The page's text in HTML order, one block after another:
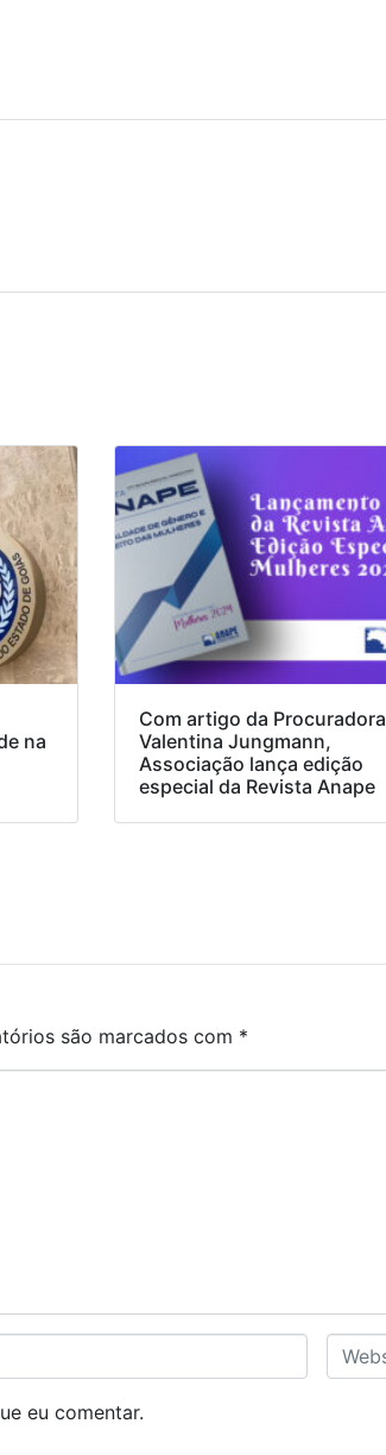
na
Com artigo da Procuradora
Valentina Jungmann,
Associação lança edição
especial da Revista Anape
são marcados com *
W
e
eu comentar.